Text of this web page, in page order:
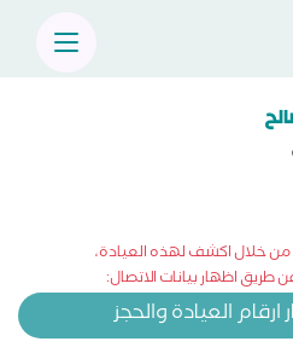
من خلال اكشف لهذه العيادة،
اظهار بيانات الاتصال:
العيادة والحجز